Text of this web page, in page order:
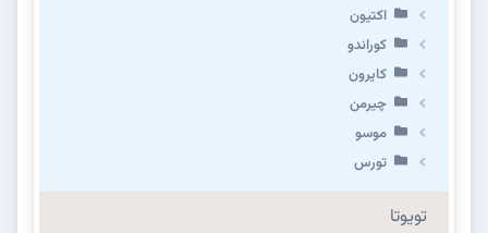
اکتیون
کوراندو
کایرون
چیرمن
موسو
تورس
تویوتا